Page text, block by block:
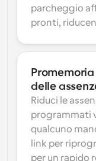
parcheggio
pronti,
delle
Riduci le
programmati
qualcuno
link per
per un rapido